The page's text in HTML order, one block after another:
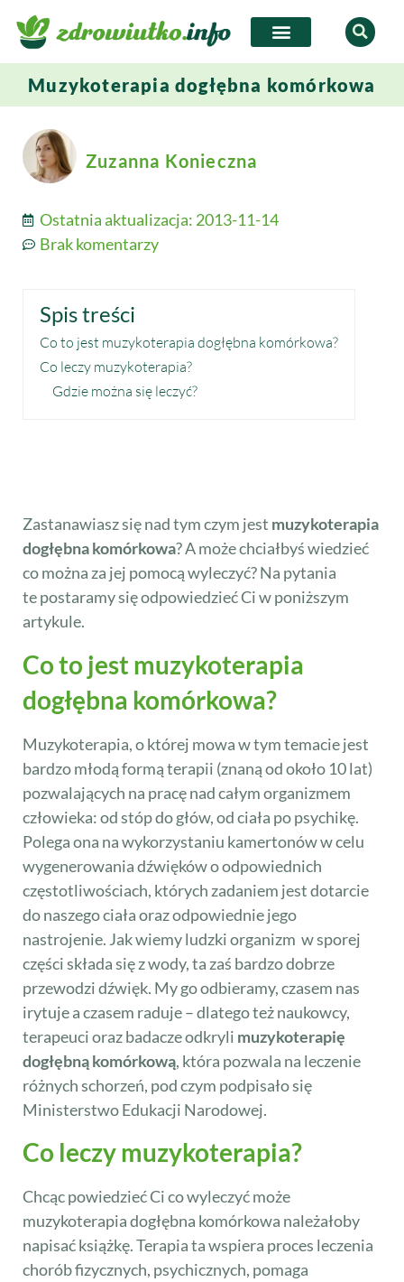
Muzykoterapia dogłębna komórkowa
Zuzanna Konieczna
Ostatnia aktualizacja: 2013-11-14
Brak komentarzy
Spis treści
Co to jest muzykoterapia dogłębna komórkowa?
Co leczy muzykoterapia?
Gdzie można się leczyć?
Zastanawiasz się nad tym czym jest muzykoterapia
dogłębna komórkowa? A może chciałbyś wiedzieć
co można za jej pomocą wyleczyć? Na pytania
te postaramy się odpowiedzieć Ci w poniższym
artykule.
Co to jest muzykoterapia
dogłębna komórkowa?
Muzykoterapia, o której mowa w tym temacie jest
bardzo młodą formą terapii (znaną od około 10 lat)
pozwalających na pracę nad całym organizmem
człowieka: od stóp do głów, od ciała po psychikę.
Polega ona na wykorzystaniu kamertonów w celu
wygenerowania dźwięków o odpowiednich
częstotliwościach, których zadaniem jest dotarcie
do naszego ciała oraz odpowiednie jego
nastrojenie. Jak wiemy ludzki organizm w sporej
części składa się z wody, ta zaś bardzo dobrze
przewodzi dźwięk. My go odbieramy, czasem nas
irytuje a czasem raduje – dlatego też naukowcy,
terapeuci oraz badacze odkryli muzykoterapię
dogłębną komórkową, która pozwala na leczenie
różnych schorzeń, pod czym podpisało się
Ministerstwo Edukacji Narodowej.
Co leczy muzykoterapia?
Chcąc powiedzieć Ci co wyleczyć może
muzykoterapia dogłębna komórkowa należałoby
napisać książkę. Terapia ta wspiera proces leczenia
chorób fizycznych, psychicznych, pomaga